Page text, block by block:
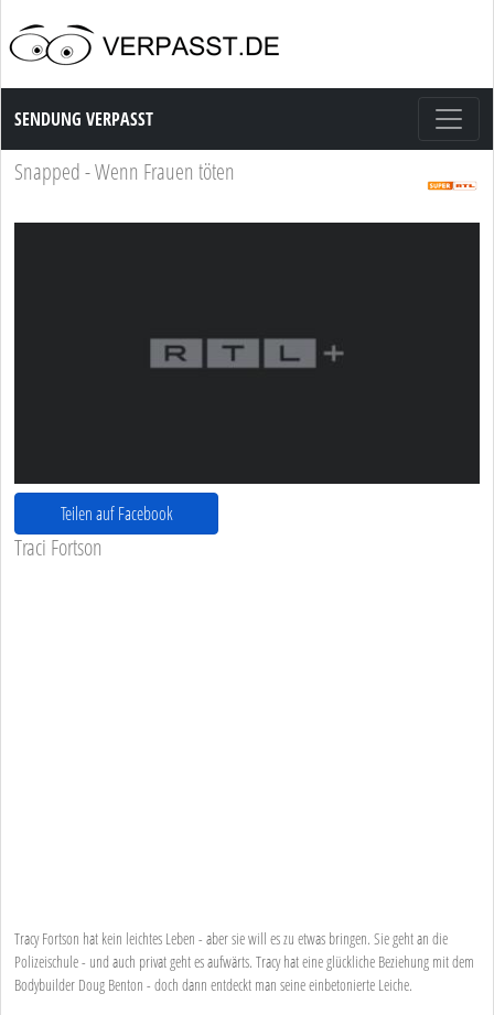
Sendung Verpasst
SENDUNG VERPASST
Snapped - Wenn Frauen töten
Teilen auf Facebook
Traci Fortson
Tracy Fortson hat kein leichtes Leben - aber sie will es zu etwas bringen. Sie geht an die
Polizeischule - und auch privat geht es aufwärts. Tracy hat eine glückliche Beziehung mit dem
Bodybuilder Doug Benton - doch dann entdeckt man seine einbetonierte Leiche.